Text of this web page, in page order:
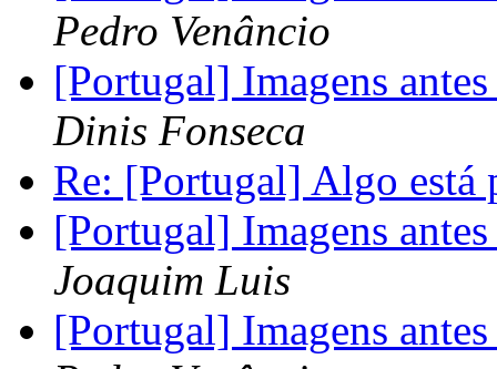
Pedro Venâncio
[Portugal] Imagens
Dinis Fonseca
Re: [Portugal] Algo
[Portugal] Imagens
Joaquim Luis
[Portugal] Imagens